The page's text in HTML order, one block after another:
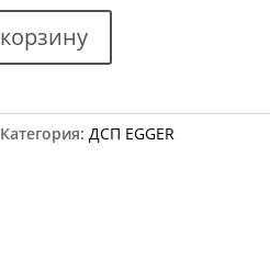
Категория: ДСП EGGER